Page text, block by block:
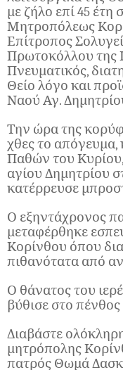
με ζήλο επί 45 έτη
Μητροπόλεως
Επίτροπος
Πρωτοκόλλου της
Πνευματικός,
Θείο λόγο και
Ναού Αγ.
Την ώρα της
χθες το
Παθών του
αγίου Δημητρίου
κατέρρευσε
Ο εξηντάχρονος
μεταφέρθηκε
Κορίνθου όπου
πιθανότατα από
Ο θάνατος του
βύθισε στο
Διαβάστε
μητρόπολης
πατρός Θωμά